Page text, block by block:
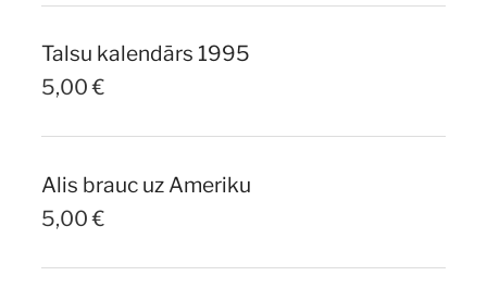
Talsu kalendārs 1995
5,00€
Alis brauc uz Ameriku
5,00€